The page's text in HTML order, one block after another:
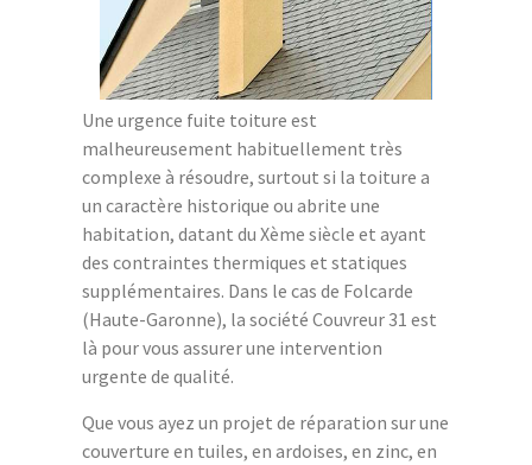
Une urgence fuite toiture est
malheureusement habituellement très
complexe à résoudre, surtout si la toiture a
un caractère historique ou abrite une
habitation, datant du Xème siècle et ayant
des contraintes thermiques et statiques
supplémentaires. Dans le cas de Folcarde
(Haute-Garonne), la société Couvreur 31 est
là pour vous assurer une intervention
urgente de qualité.
Que vous ayez un projet de réparation sur une
couverture en tuiles, en ardoises, en zinc, en